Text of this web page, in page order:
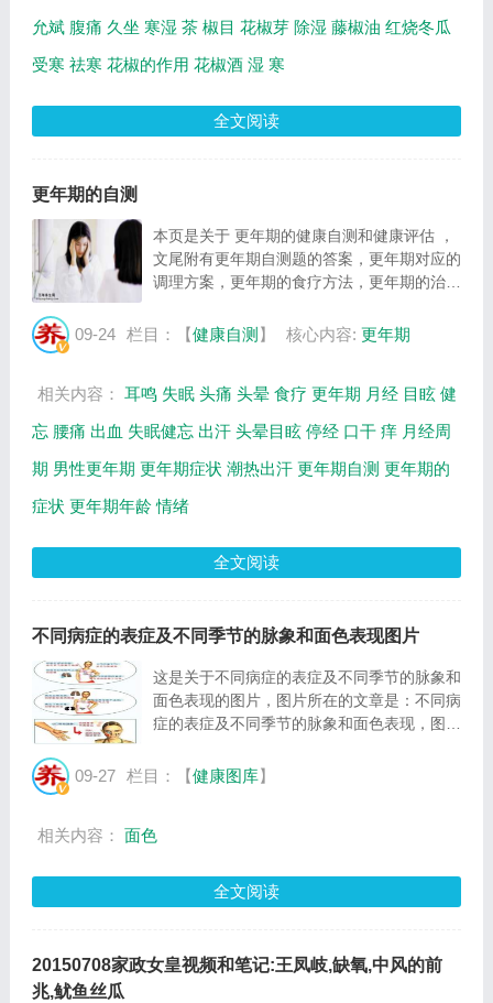
允斌 腹痛 久坐 寒湿 茶 椒目 花椒芽 除湿 藤椒油 红烧冬瓜
受寒 祛寒 花椒的作用 花椒酒 湿 寒
全文阅读
更年期的自测
本页是关于 更年期的健康自测和健康评估 ，
文尾附有更年期自测题的答案，更年期对应的
调理方案，更年期的食疗方法，更年期的治
题1： 你是否常感到头颈部一阵阵的潮红？
09-24 栏目：【健康自测 】 核心内容: 更年期
相关内容： 耳鸣 失眠 头痛 头晕 食疗 更年期 月经 目眩 健
忘 腰痛 出血 失眠健忘 出汗 头晕目眩 停经 口干 痒 月经周
期 男性更年期 更年期症状 潮热出汗 更年期自测 更年期的
症状 更年期年龄 情绪
全文阅读
不同病症的表症及不同季节的脉象和面色表现图片
这是关于不同病症的表症及不同季节的脉象和
面色表现的图片，图片所在的文章是：不同病
症的表症及不同季节的脉象和面色表现，图片
71322Byte。...
09-27 栏目：【健康图库】
相关内容： 面色
全文阅读
20150708家政女皇视频和笔记:王凤岐,缺氧,中风的前
兆,鱿鱼丝瓜